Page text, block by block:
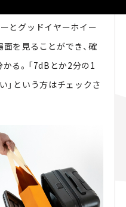
とグッドイヤーホイー
を見ることができ、確
る。「7dBとか2分の1
」という方はチェックさ